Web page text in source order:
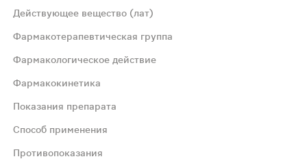
со слабым специфическим запахом. 100 г - тубы
анальгезирующее действие. Механизм действия
Действующее вещество (лат)
Фармакотерапевтическая группа
Фармакологическое действие
Фармакокинетика
Показания препарата
Способ применения
Противопоказания